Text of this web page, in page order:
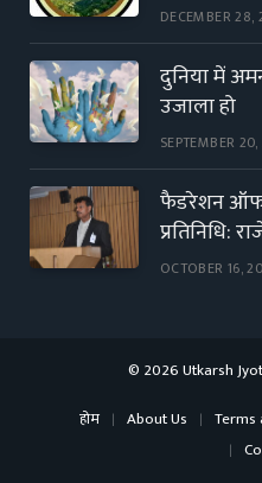
DECEMBER 28,
दुनिया में
उजाला हो
SEPTEMBER
फैडरेशन ऑफ
प्रतिनिधि:
OCTOBER 16,
© 2026 Utkarsh
होम
About Us Terms